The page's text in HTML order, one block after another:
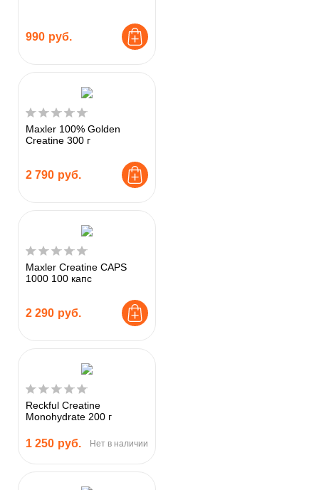
990 руб.
Maxler 100% Golden
Creatine 300 г
2 790 руб.
Maxler Creatine CAPS
1000 100 капс
2 290 руб.
Reckful Creatine
Monohydrate 200 г
1 250 руб. Нет в наличии